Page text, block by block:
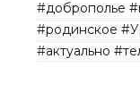
#доброполье
#родинское
#актуально